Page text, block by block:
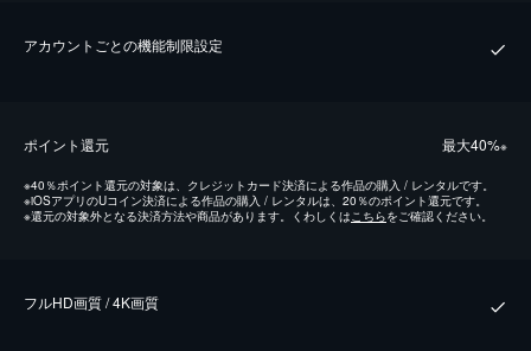
アカウントごとの機能制限設定
ポイント還元 最⼤40%※
※40％ポイント還元の対象は、クレジットカード決済による作品の購入 / レンタルです。
※iOSアプリのUコイン決済による作品の購入 / レンタルは、20％のポイント還元です。
※還元の対象外となる決済方法や商品があります。くわしくはこちらをご確認ください。
フルHD画質 / 4K画質